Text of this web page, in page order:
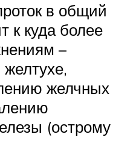
в общий
к куда более
–
желчных
(острому